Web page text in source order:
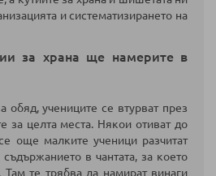
и систематизирането на
за храна ще намерите в
обяд, учениците се втурват през
за целта места. Някои отиват до
още малките ученици разчитат
в чантата, за което
те трябва да намират винаги